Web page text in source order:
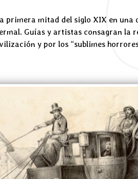
mitad del siglo XIX en una
Guías y artistas consagran la
y por los “sublimes